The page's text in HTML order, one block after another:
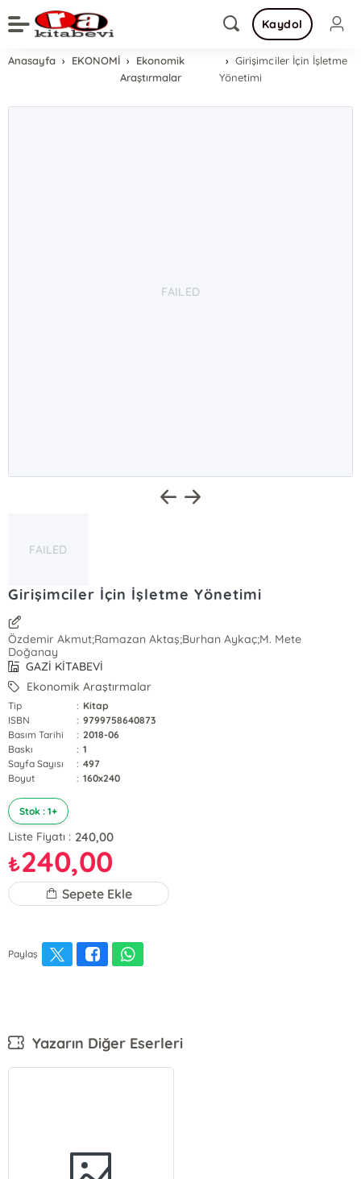
Kaydol
Anasayfa EKONOMİ
Ekonomik
Araştırmalar
Girişimciler İçin İşletme
Yönetimi
FAILED
FAILED
Girişimciler İçin İşletme Yönetimi
Özdemir Akmut;Ramazan Aktaş;Burhan Aykaç;M. Mete
Doğanay
GAZİ KİTABEVİ
Ekonomik Araştırmalar
Tip : Kitap
ISBN
: 9799758640873
Basım Tarihi
: 2018-06
Baskı
: 1
Sayfa Sayısı
: 497
Boyut
: 160x240
Stok : 1+
Liste Fiyatı : 240,00
₺240,00
Sepete Ekle
Paylaş
Yazarın Diğer Eserleri